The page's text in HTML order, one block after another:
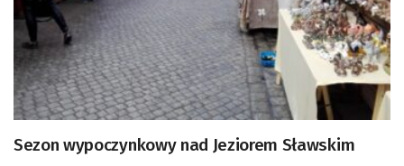
Sezon wypoczynkowy nad Jeziorem Sławskim